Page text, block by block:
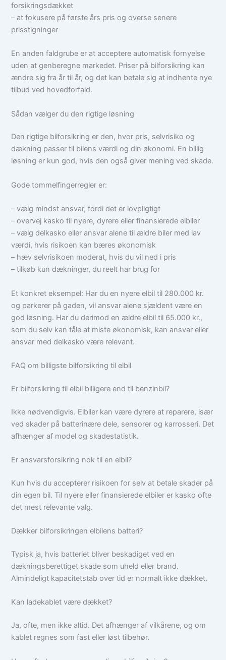
forsikringsdækket
– at fokusere på første års pris og overse senere
prisstigninger
En anden faldgrube er at acceptere automatisk fornyelse
uden at genberegne markedet. Priser på bilforsikring kan
ændre sig fra år til år, og det kan betale sig at indhente nye
tilbud ved hovedforfald.
Sådan vælger du den rigtige løsning
Den rigtige bilforsikring er den, hvor pris, selvrisiko og
dækning passer til bilens værdi og din økonomi. En billig
løsning er kun god, hvis den også giver mening ved skade.
Gode tommelfingerregler er:
– vælg mindst ansvar, fordi det er lovpligtigt
– overvej kasko til nyere, dyrere eller finansierede elbiler
– vælg delkasko eller ansvar alene til ældre biler med lav
værdi, hvis risikoen kan bæres økonomisk
– hæv selvrisikoen moderat, hvis du vil ned i pris
– tilkøb kun dækninger, du reelt har brug for
Et konkret eksempel: Har du en nyere elbil til 280.000 kr.
og parkerer på gaden, vil ansvar alene sjældent være en
god løsning. Har du derimod en ældre elbil til 65.000 kr.,
som du selv kan tåle at miste økonomisk, kan ansvar eller
ansvar med delkasko være relevant.
FAQ om billigste bilforsikring til elbil
Er bilforsikring til elbil billigere end til benzinbil?
Ikke nødvendigvis. Elbiler kan være dyrere at reparere, især
ved skader på batterinære dele, sensorer og karrosseri. Det
afhænger af model og skadestatistik.
Er ansvarsforsikring nok til en elbil?
Kun hvis du accepterer risikoen for selv at betale skader på
din egen bil. Til nyere eller finansierede elbiler er kasko ofte
det mest relevante valg.
Dækker bilforsikringen elbilens batteri?
Typisk ja, hvis batteriet bliver beskadiget ved en
dækningsberettiget skade som uheld eller brand.
Almindeligt kapacitetstab over tid er normalt ikke dækket.
Kan ladekablet være dækket?
Ja, ofte, men ikke altid. Det afhænger af vilkårene, og om
kablet regnes som fast eller løst tilbehør.